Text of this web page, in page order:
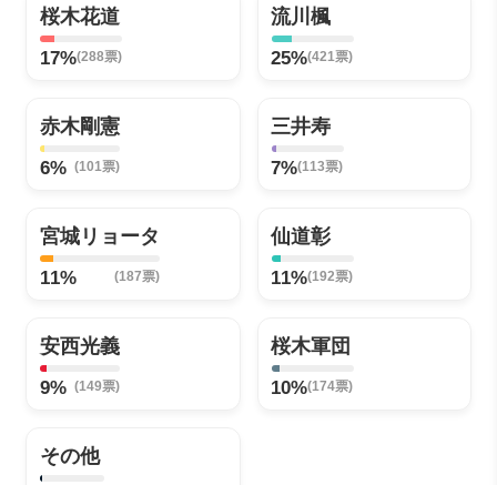
桜木花道
17%(288票)
流川楓
25%(421票)
赤木剛憲
6% (101票)
三井寿
7%(113票)
宮城リョータ
11% (187票)
仙道彰
11%(192票)
安西光義
9% (149票)
桜木軍団
10%(174票)
その他